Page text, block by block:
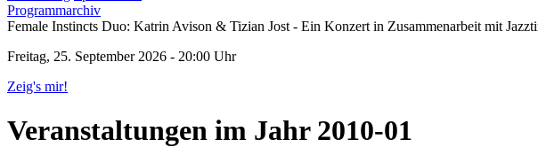
Programmarchiv
Female Instincts Duo: Katrin Avison & Tizian Jost - Ein Konzert in Zusammenarbeit mit
Freitag, 25. September 2026 - 20:00 Uhr
Zeig's mir!
Veranstaltungen im Jahr 2010-01